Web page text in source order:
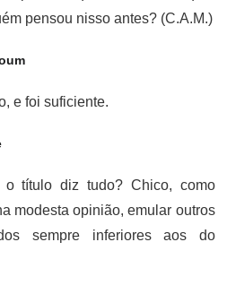
pensou nisso antes? (C.A.M.)
e foi suficiente.
título diz tudo? Chico, como
modesta opinião, emular outros
sempre inferiores aos do